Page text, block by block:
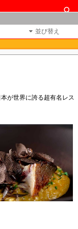
並び替え
が世界に誇る超有名レス